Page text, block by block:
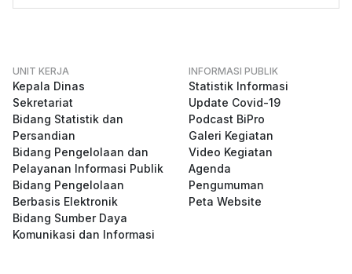
UNIT KERJA
Kepala Dinas
Sekretariat
Bidang Statistik dan
Persandian
Bidang Pengelolaan dan
Pelayanan Informasi Publik
Bidang Pengelolaan
Berbasis Elektronik
Bidang Sumber Daya
Komunikasi dan Informasi
INFORMASI PUBLIK
Statistik Informasi
Update Covid-19
Podcast BiPro
Galeri Kegiatan
Video Kegiatan
Agenda
Pengumuman
Peta Website